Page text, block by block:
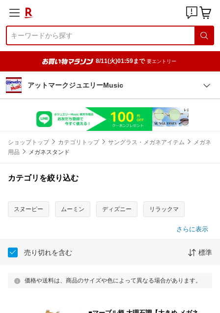
8/11(火)01:59まで 要エントリー
アットマークジュエリーMusic
ショップトップ カテゴリトップ サングラス・メガネアイテム
メガネ
用品
メガネスタンド
カテゴリを絞り込む
スヌーピー ムーミン ディズニー リラックマ
さらに表示
売り切れを含む 標準
価格や送料は、商品のサイズや色によって異なる場合があります。